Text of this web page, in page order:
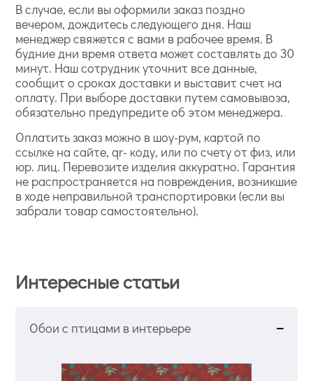
В случае, если вы оформили заказ поздно
вечером, дождитесь следующего дня. Наш
менеджер свяжется с вами в рабочее время. В
будние дни время ответа может составлять до 30
минут. Наш сотрудник уточнит все данные,
сообщит о сроках доставки и выставит счет на
оплату. При выборе доставки путем самовывоза,
обязательно предупредите об этом менеджера.
Оплатить заказ можно в шоу-рум, картой по
ссылке на сайте, qr- коду, или по счету от физ, или
юр. лиц. Перевозите изделия аккуратно. Гарантия
не распространяется на повреждения, возникшие
в ходе неправильной транспортировки (если вы
забрали товар самостоятельно).
Интересные статьи
Обои с птицами в интерьере